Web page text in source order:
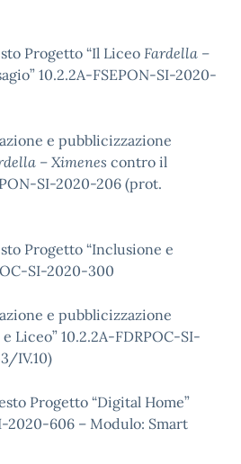
Progetto “Il Liceo Fardella –
10.2.2A-FSEPON-SI-2020-
e pubblicizzazione
– Ximenes contro il
SI-2020-206 (prot.
Progetto “Inclusione e
SI-2020-300
e pubblicizzazione
Liceo” 10.2.2A-FDRPOC-SI-
IV.10)
Progetto “Digital Home”
2020-606 – Modulo: Smart